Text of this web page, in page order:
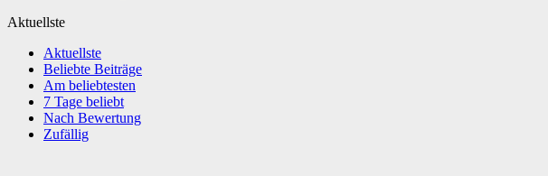
Aktuellste
Aktuellste
Beliebte Beiträge
Am beliebtesten
7 Tage beliebt
Nach Bewertung
Zufällig